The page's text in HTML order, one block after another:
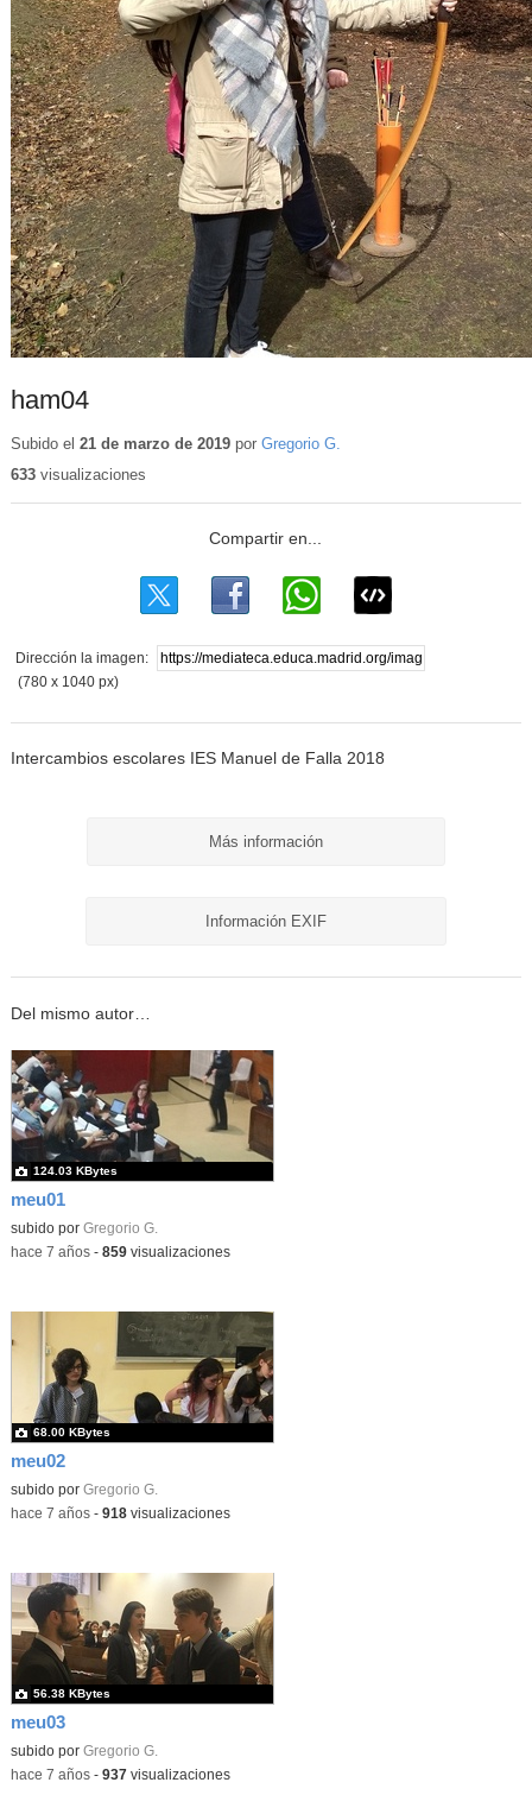
ham04
Subido el 21 de marzo de 2019por Gregorio G.
633visualizaciones
Dirección la imagen:
(780 x 1040 px)
Intercambios escolares IES Manuel de Falla 2018
Más información
Información EXIF
Del mismo autor…
meu01
subido por Gregorio G.
124.03 KBytes
-hace 7 años- 859visualizaciones
meu02
subido por Gregorio G.
68.00 KBytes
-hace 7 años- 918visualizaciones
meu03
subido por Gregorio G.
56.38 KBytes
-hace 7 años- 937visualizaciones